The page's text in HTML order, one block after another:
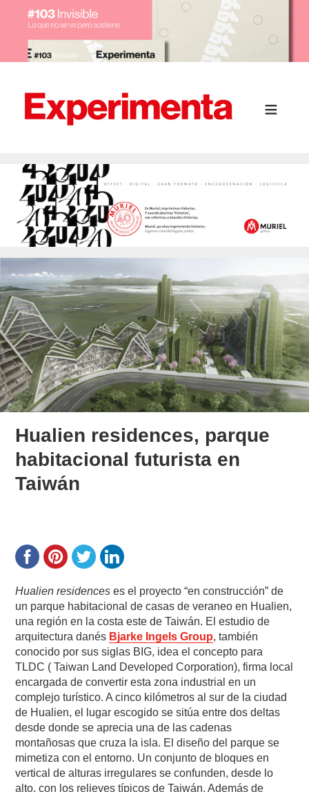
Hualien residences, parque
habitacional futurista en
Taiwán
Hualien residences es el proyecto “en construcción” de
un parque habitacional de casas de veraneo en Hualien,
una región en la costa este de Taiwán. El estudio de
arquitectura danés Bjarke Ingels Group, también
conocido por sus siglas BIG, idea el concepto para
TLDC ( Taiwan Land Developed Corporation), firma local
encargada de convertir esta zona industrial en un
complejo turístico. A cinco kilómetros al sur de la ciudad
de Hualien, el lugar escogido se sitúa entre dos deltas
desde donde se aprecia una de las cadenas
montañosas que cruza la isla. El diseño del parque se
mimetiza con el entorno. Un conjunto de bloques en
vertical de alturas irregulares se confunden, desde lo
alto, con los relieves típicos de Taiwán. Además de